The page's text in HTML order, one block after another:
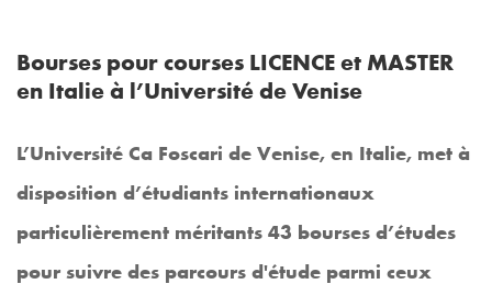
Bourses pour courses LICENCE et MASTER
en Italie à l’Université de Venise
L’Université Ca Foscari de Venise, en Italie, met à
disposition d’étudiants internationaux
particulièrement méritants 43 bourses d’études
pour suivre des parcours d'étude parmi ceux